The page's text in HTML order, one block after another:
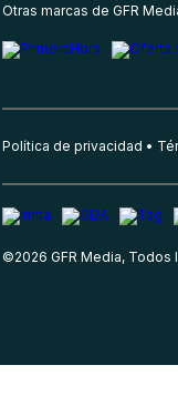
Otras marcas de GFR
Política de privacidad
©2026 GFR Media,